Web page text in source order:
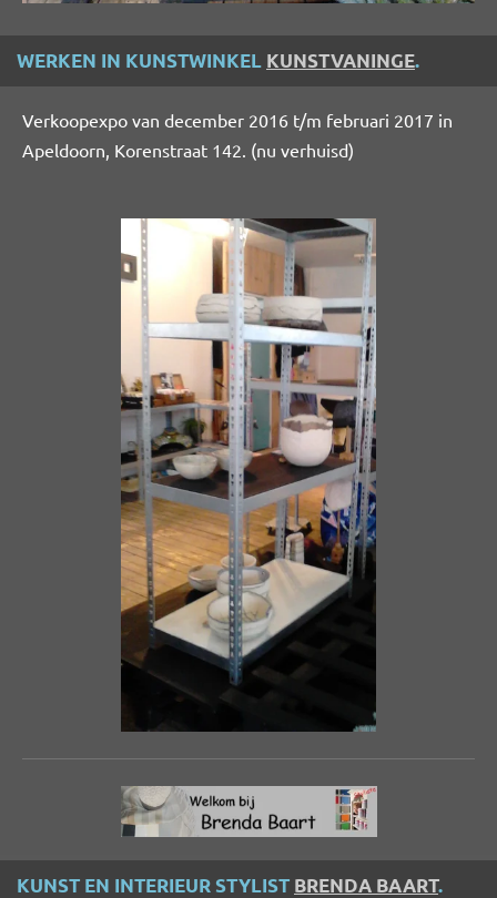
WERKEN IN KUNSTWINKEL KUNSTVANINGE.
Verkoopexpo van december 2016 t/m februari 2017 in
Apeldoorn, Korenstraat 142. (nu verhuisd)
KUNST EN INTERIEUR STYLIST BRENDA BAART.